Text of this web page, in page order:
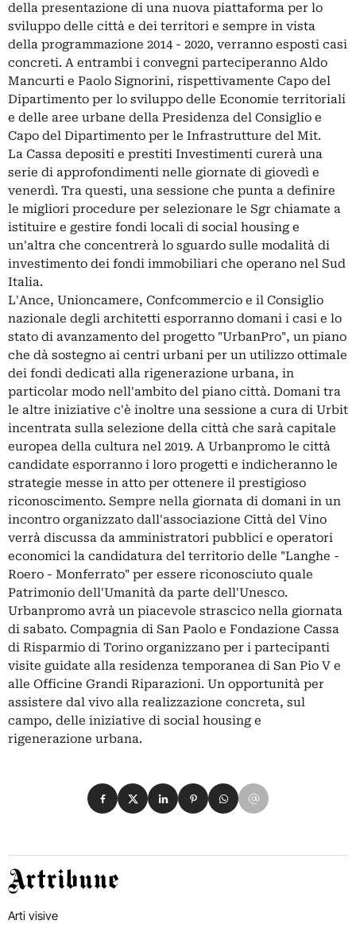
della presentazione di una nuova piattaforma per lo
sviluppo delle città e dei territori e sempre in vista
della programmazione 2014 - 2020, verranno esposti casi
concreti. A entrambi i convegni parteciperanno Aldo
Mancurti e Paolo Signorini, rispettivamente Capo del
Dipartimento per lo sviluppo delle Economie territoriali
e delle aree urbane della Presidenza del Consiglio e
Capo del Dipartimento per le Infrastrutture del Mit.
La Cassa depositi e prestiti Investimenti curerà una
serie di approfondimenti nelle giornate di giovedì e
venerdì. Tra questi, una sessione che punta a definire
le migliori procedure per selezionare le Sgr chiamate a
istituire e gestire fondi locali di social housing e
un'altra che concentrerà lo sguardo sulle modalità di
investimento dei fondi immobiliari che operano nel Sud
Italia.
L'Ance, Unioncamere, Confcommercio e il Consiglio
nazionale degli architetti esporranno domani i casi e lo
stato di avanzamento del progetto "UrbanPro", un piano
che dà sostegno ai centri urbani per un utilizzo ottimale
dei fondi dedicati alla rigenerazione urbana, in
particolar modo nell'ambito del piano città. Domani tra
le altre iniziative c'è inoltre una sessione a cura di Urbit
incentrata sulla selezione della città che sarà capitale
europea della cultura nel 2019. A Urbanpromo le città
candidate esporranno i loro progetti e indicheranno le
strategie messe in atto per ottenere il prestigioso
riconoscimento. Sempre nella giornata di domani in un
incontro organizzato dall'associazione Città del Vino
verrà discussa da amministratori pubblici e operatori
economici la candidatura del territorio delle "Langhe -
Roero - Monferrato" per essere riconosciuto quale
Patrimonio dell'Umanità da parte dell'Unesco.
Urbanpromo avrà un piacevole strascico nella giornata
di sabato. Compagnia di San Paolo e Fondazione Cassa
di Risparmio di Torino organizzano per i partecipanti
visite guidate alla residenza temporanea di San Pio V e
alle Officine Grandi Riparazioni. Un opportunità per
assistere dal vivo alla realizzazione concreta, sul
campo, delle iniziative di social housing e
rigenerazione urbana.
Condividi su Facebook
Condividi su X
Condividi su LinkedIn
Condividi su Pinterest
Condividi su WhatsApp
Condividi su Email
Artribune
Arti visive